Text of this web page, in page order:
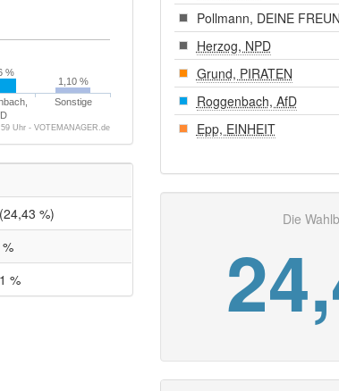
%
1,10 %
Sonstige
19.05.2015 07:59 Uhr - VOTEMANAGER.de
%)
%
Pollmann, DEINE
Herzog, NPD
Grund, PIRATEN
Roggenbach, AfD
Epp, EINHEIT
Die